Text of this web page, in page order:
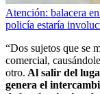
Atención: balacera
policía estaría
“Dos sujetos que se
comercial,
otro. Al salir del
genera el